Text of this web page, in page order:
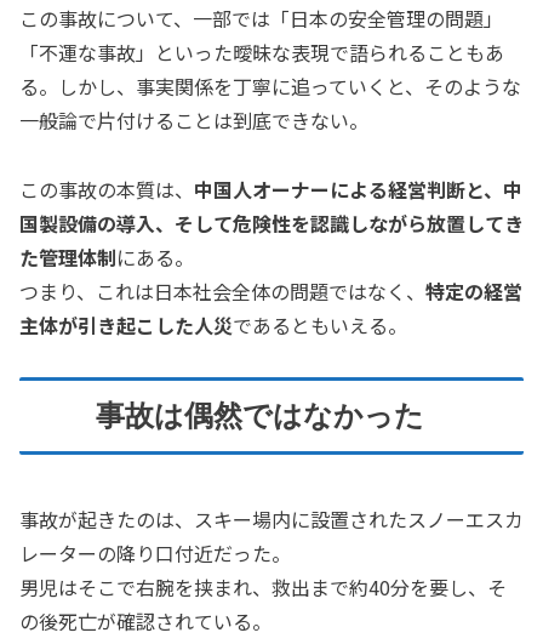
この事故について、一部では「日本の安全管理の問題」
「不運な事故」といった曖昧な表現で語られることもあ
る。しかし、事実関係を丁寧に追っていくと、そのような
一般論で片付けることは到底できない。
この事故の本質は、 中国人オーナーによる経営判断と、中
国製設備の導入、そして危険性を認識しながら放置してき
た管理体制にある。
つまり、これは日本社会全体の問題ではなく、 特定の経営
主体が引き起こした人災であるともいえる。
事故は偶然ではなかった
事故が起きたのは、スキー場内に設置されたスノーエスカ
レーターの降り口付近だった。
男児はそこで右腕を挟まれ、救出まで約40分を要し、そ
の後死亡が確認されている。